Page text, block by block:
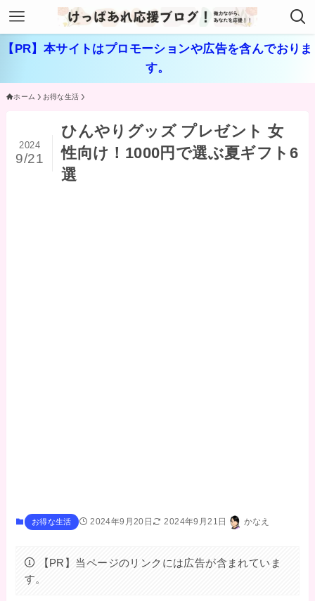
【PR】本サイトはプロモーションや広告を含んでおりま
す。
ホーム お得な生活
ひんやりグッズ プレゼント 女
性向け！1000円で選ぶ夏ギフト6
選
2024
9/21
お得な生活 2024年9月20日 2024年9月21日 かなえ
【PR】当ページのリンクには広告が含まれていま
す。